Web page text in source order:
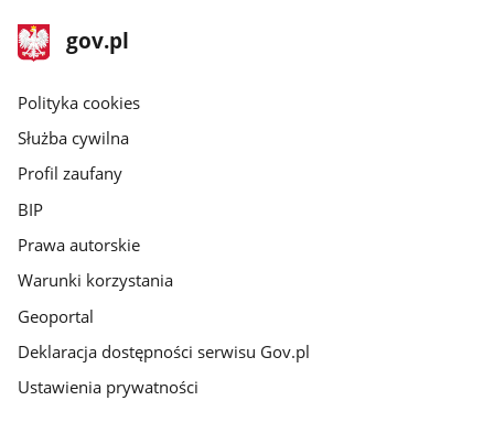
stopka
gov.pl
Strona
gov.pl
gov.pl
Polityka cookies
Służba cywilna
Profil zaufany
BIP
Prawa autorskie
Warunki korzystania
Geoportal
Deklaracja dostępności serwisu Gov.pl
Ustawienia prywatności